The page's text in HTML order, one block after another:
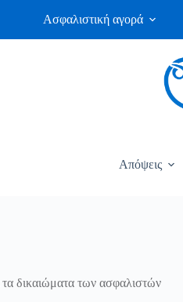
Ασφαλιστική αγορά
Απόψεις
δικαιώματα των ασφαλιστών